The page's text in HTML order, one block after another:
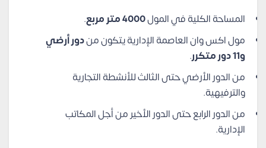
المساحة الكلية في المول
.
مول اكس وان العاصمة الإدارية يتكون مندور أرضي
و11 دور متكرر
.
من الدور الأرضي حتى الثالث للأنشطة التجارية
والترفيهية.
من الدور الرابع حتى الدور الأخير من أجل المكاتب
الإدارية.